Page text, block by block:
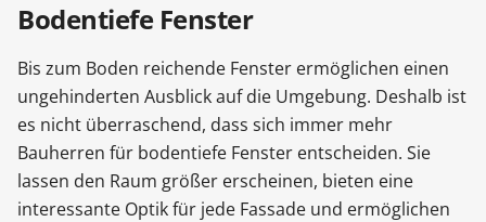
Balkontüren
Terrassentüren
Haustüren
Bodentiefe Fenster
Bis zum Boden reichende Fenster ermöglichen einen
ungehinderten Ausblick auf die Umgebung. Deshalb ist
es nicht überraschend, dass sich immer mehr
Bauherren für bodentiefe Fenster entscheiden. Sie
lassen den Raum größer erscheinen, bieten eine
interessante Optik für jede Fassade und ermöglichen